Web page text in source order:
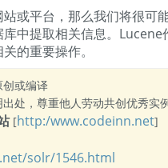
或平台，那么我们将很可
中提取相关信息。Lucene
的重要操作。
或编译
处，尊重他人劳动共创优秀实
[http:/www.codeinn.net]
solr/1546.html